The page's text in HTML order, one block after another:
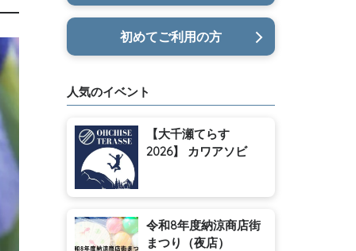
初めてご利用の方
人気のイベント
【大千瀬てらす
2026】 カワアソビ
令和8年度納涼商店街
まつり（夜店）